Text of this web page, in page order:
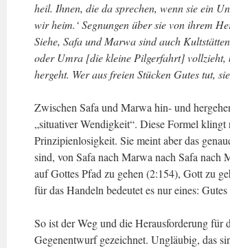
heil. Ihnen, die da sprechen, wenn sie ein
wir heim.‘ Segnungen über sie von ihrem
Siehe, Safa und Marwa sind auch
oder Umra [die kleine Pilgerfahrt] vollzieht,
hergeht. Wer aus freien Stücken Gutes tut,
Zwischen Safa und Marwa hin- und
„situativer Wendigkeit“. Diese Formel
Prinzipienlosigkeit. Sie meint aber das
sind, von Safa nach Marwa nach Safa
auf Gottes Pfad zu gehen (2:154), Gott zu
für das Handeln bedeutet es nur eines:
So ist der Weg und die Herausforderung
Gegenentwurf gezeichnet. Ungläubig, das